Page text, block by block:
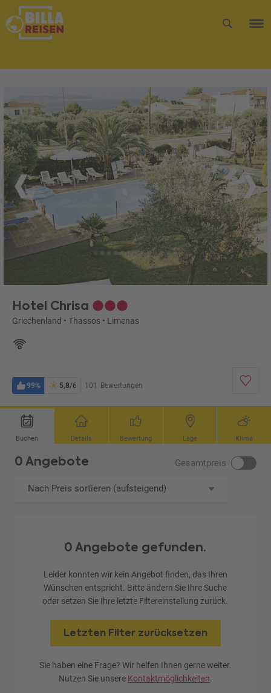
Hotel Chrisa
Griechenland • Thassos • Limenas
99% 5,8/6 101 Bewertungen
Buchen Details Bewertung Lage Klima
0 Angebote Gesamtpreis
Nach Preis sortieren (aufsteigend)
0 Angebote gefunden.
Leider konnten wir kein Angebot finden, das Ihren
Wünschen entspricht. Bitte ändern Sie Ihre Suche
oder setzen Sie Ihre letzte Filtereinstellung zurück.
Letzten Filter zurücksetzen
Sie haben eine Frage? Wir helfen Ihnen gerne weiter.
Nutzen Sie unsere Kontaktmöglichkeiten.